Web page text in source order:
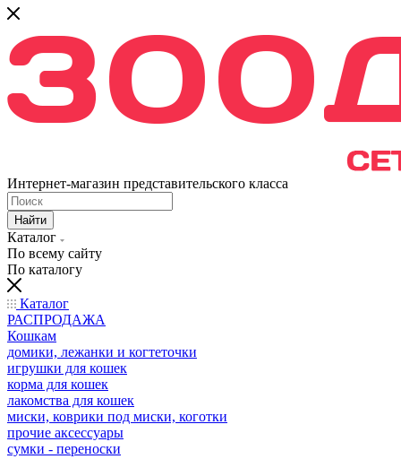
Интернет-магазин представительского класса
Найти
Каталог
По всему сайту
По каталогу
Каталог
РАСПРОДАЖА
Кошкам
домики, лежанки и когтеточки
игрушки для кошек
корма для кошек
лакомства для кошек
миски, коврики под миски, коготки
прочие аксессуары
сумки - переноски